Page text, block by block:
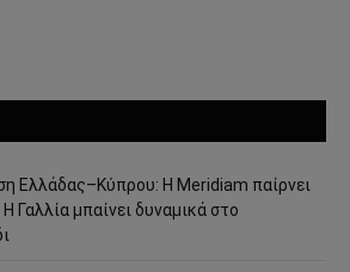
Ελλάδας–Κύπρου: Η Meridiam παίρνει
Γαλλία μπαίνει δυναμικά στο